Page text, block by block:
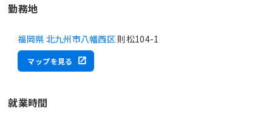
勤務地
福岡県 北九州市八幡西区 則松104-1
マップを見る
就業時間